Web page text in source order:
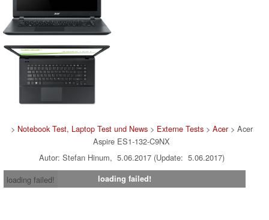
> Notebook Test, Laptop Test und News> Externe Tests> Acer> Acer
Aspire ES1-132-C9NX
Autor: Stefan Hinum, 5.06.2017 (Update: 5.06.2017)
loading failed!
loading failed!